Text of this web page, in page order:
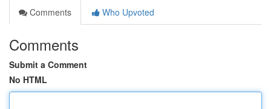
Comments
Who Upvoted
Comments
Submit a Comment
No HTML